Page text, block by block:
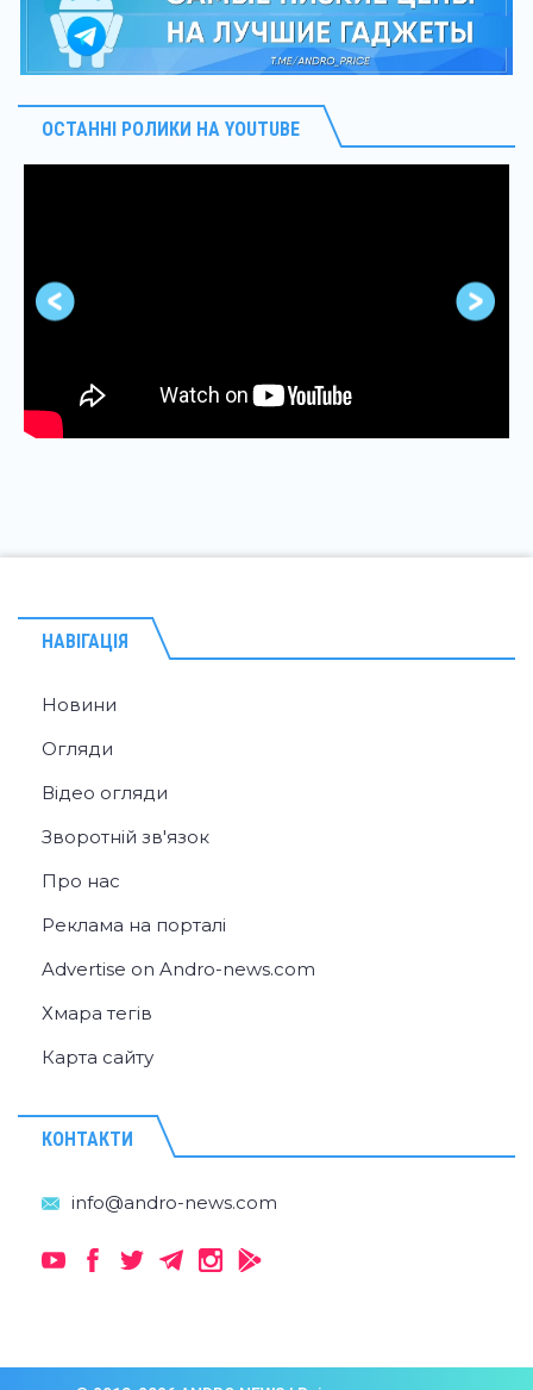
ОСТАННІ РОЛИКИ НА YOUTUBE
НАВІГАЦІЯ
Новини
Огляди
Відео огляди
Зворотній зв'язок
Про нас
Реклама на порталі
Advertise on Andro-news.com
Хмара тегів
Карта сайту
КОНТАКТИ